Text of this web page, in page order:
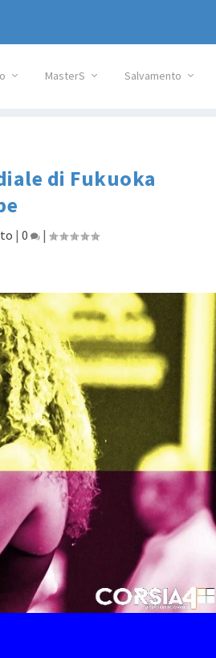
MasterS Salvamento
di Fukuoka
| 0 |